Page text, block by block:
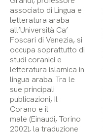
associato di Lingua e
letteratura araba
all’Università Ca’
Foscari di Venezia, si
occupa soprattutto di
studi coranici e
letteratura islamica in
lingua araba. Tra le
sue principali
publicazioni, Il
Corano e il
male (Einaudi, Torino
2002), la traduzione